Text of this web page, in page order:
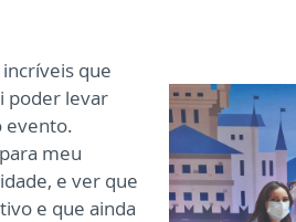
que
poder levar
evento.
meu
e ver que
e que ainda